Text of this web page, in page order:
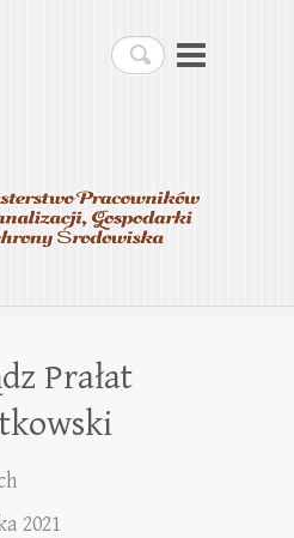
Szukaj
Kanalizacji,
Komunalnej i
Prałat
2021